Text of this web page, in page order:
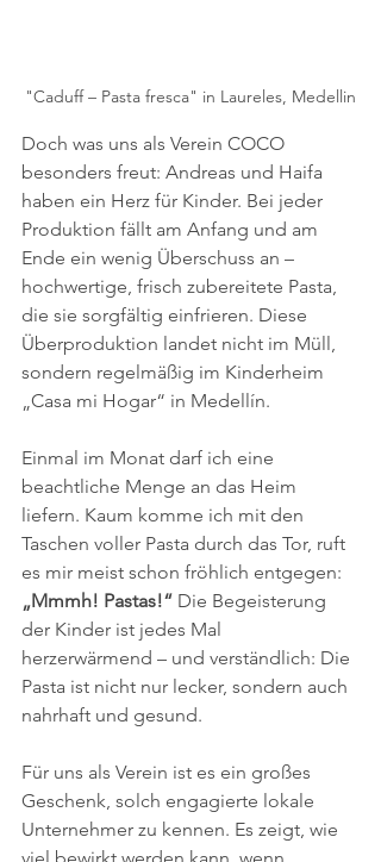
"Caduff – Pasta fresca" in Laureles, Medellin
Doch was uns als Verein COCO
besonders freut: Andreas und Haifa
haben ein Herz für Kinder. Bei jeder
Produktion fällt am Anfang und am
Ende ein wenig Überschuss an –
hochwertige, frisch zubereitete Pasta,
die sie sorgfältig einfrieren. Diese
Überproduktion landet nicht im Müll,
sondern regelmäßig im Kinderheim
„Casa mi Hogar“ in Medellín.
Einmal im Monat darf ich eine
beachtliche Menge an das Heim
liefern. Kaum komme ich mit den
Taschen voller Pasta durch das Tor, ruft
es mir meist schon fröhlich entgegen:
„Mmmh! Pastas!“ Die Begeisterung
der Kinder ist jedes Mal
herzerwärmend – und verständlich: Die
Pasta ist nicht nur lecker, sondern auch
nahrhaft und gesund.
Für uns als Verein ist es ein großes
Geschenk, solch engagierte lokale
Unternehmer zu kennen. Es zeigt, wie
viel bewirkt werden kann, wenn